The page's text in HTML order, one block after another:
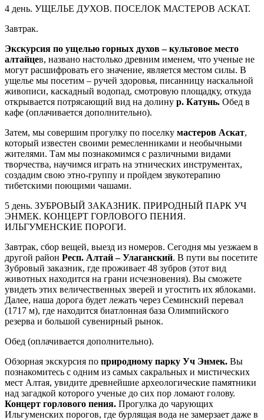
4 день. УЩЕЛЬЕ ДУХОВ. ПОСЕЛОК МАСТЕРОВ АСКАТ.
Завтрак.
Экскурсия по ущелью горных духов – культовое место
алтайцев, названо настолько древним именем, что ученые не
могут расшифровать его значение, является местом силы. В
ущелье мы посетим – ручей здоровья, писанницу наскальной
живописи, каскадный водопад, смотровую площадку, откуда
открывается потрясающий вид на долину р. Катунь. Обед в
кафе (оплачивается дополнительно).
Затем, мы совершим прогулку по поселку мастеров Аскат,
который известен своими ремесленниками и необычными
жителями. Там мы познакомимся с различными видами
творчества, научимся играть на этнических инструментах,
создадим свою этно-группу и пройдем звукотерапию
тибетскими поющими чашами.
5 день. ЗУБРОВЫЙ ЗАКАЗНИК. ПРИРОДНЫЙ ПАРК УЧ
ЭНМЕК. КОНЦЕРТ ГОРЛОВОГО ПЕНИЯ.
ИЛЬГУМЕНСКИЕ ПОРОГИ.
Завтрак, сбор вещей, выезд из номеров. Сегодня мы уезжаем в
другой район Респ. Алтай – Улаганский. В пути вы посетите
Зубровый заказник, где проживает 48 зубров (этот вид
животных находится на грани исчезновения). Вы сможете
увидеть этих величественных зверей и угостить их яблоками.
Далее, наша дорога будет лежать через Семинский перевал
(1717 м), где находится биатлонная база Олимпийского
резерва и большой сувенирный рынок.
Обед (оплачивается дополнительно).
Обзорная экскурсия по природному парку Уч Энмек. Вы
познакомитесь с одним из самых сакральных и мистических
мест Алтая, увидите древнейшие археологические памятники
над загадкой которого ученые до сих пор ломают голову.
Концерт горлового пения. Прогулка до чарующих
Ильгуменских порогов, где бурлящая вода не замерзает даже в